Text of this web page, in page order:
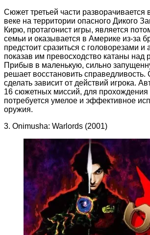
Сюжет третьей части разворачивается
веке на территории опасного Дикого
Кирю, протагонист игры, является
семьи и оказывается в Америке из-за
предстоит сразиться с головорезами и
показав им превосходство катаны над
Прибыв в маленькую, сильно
решает восстановить
сделать зависит от действий игрока.
16 сюжетных миссий, для прохождения
потребуется умелое и эффективное
оружия.
3. Onimusha: Warlords (2001)